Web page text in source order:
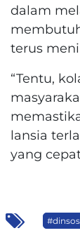
dalam
terus
“Tentu,
lansia
yang